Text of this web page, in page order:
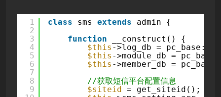
1
2
3
4
5
6
7
8
9
class sms extends
admin {
function
__construct() {
$this ->log_db =
$this ->module_db =
$this ->member_db =
//获取短信平台配置信息
$siteid = get_siteid();